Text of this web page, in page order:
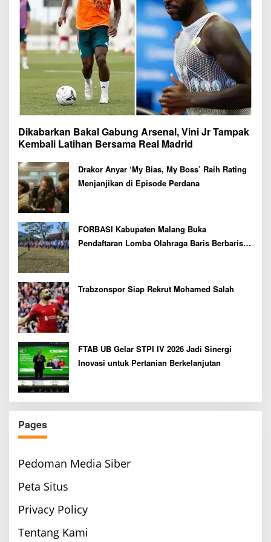
Dikabarkan Bakal Gabung Arsenal, Vini Jr Tampak
Kembali Latihan Bersama Real Madrid
Drakor Anyar ‘My Bias, My Boss’ Raih Rating
Menjanjikan di Episode Perdana
FORBASI Kabupaten Malang Buka
Pendaftaran Lomba Olahraga Baris Berbaris
Trabzonspor Siap Rekrut Mohamed Salah
FTAB UB Gelar STPI IV 2026 Jadi Sinergi
Inovasi untuk Pertanian Berkelanjutan
Pages
Pedoman Media Siber
Peta Situs
Privacy Policy
Tentang Kami